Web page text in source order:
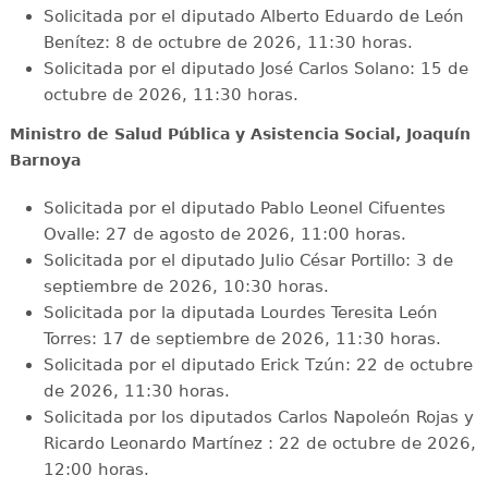
Solicitada por el diputado Alberto Eduardo de León
Benítez: 8 de octubre de 2026, 11:30 horas.
Solicitada por el diputado José Carlos Solano: 15 de
octubre de 2026, 11:30 horas.
Ministro de Salud Pública y Asistencia Social, Joaquín
Barnoya
Solicitada por el diputado Pablo Leonel Cifuentes
Ovalle: 27 de agosto de 2026, 11:00 horas.
Solicitada por el diputado Julio César Portillo: 3 de
septiembre de 2026, 10:30 horas.
Solicitada por la diputada Lourdes Teresita León
Torres: 17 de septiembre de 2026, 11:30 horas.
Solicitada por el diputado Erick Tzún: 22 de octubre
de 2026, 11:30 horas.
Solicitada por los diputados Carlos Napoleón Rojas y
Ricardo Leonardo Martínez : 22 de octubre de 2026,
12:00 horas.